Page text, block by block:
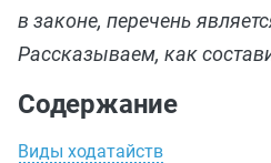
в законе, перечень
Рассказываем, как
Содержание
Виды ходатайств